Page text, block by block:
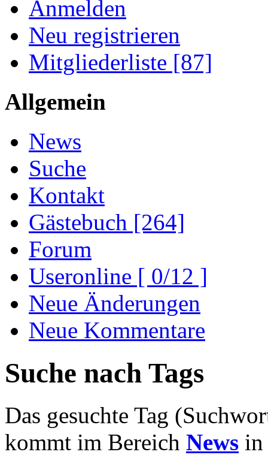
Anmelden
Neu registrieren
Mitgliederliste [87]
Allgemein
News
Suche
Kontakt
Gästebuch [264]
Forum
Useronline [ 0/12 ]
Neue Änderungen
Neue Kommentare
Suche nach Tags
Das gesuchte Tag
kommt im Bereich News in